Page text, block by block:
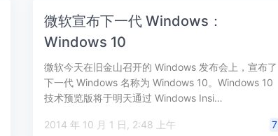
微软宣布下一代 Windows：
Windows 10
微软今天在旧金山召开的 Windows 发布会上，宣布了
下一代 Windows 名称为 Windows 10。Windows 10
技术预览版将于明天通过 Windows Insi…
2014 年 10 月 1 日, 2:48 上午 7